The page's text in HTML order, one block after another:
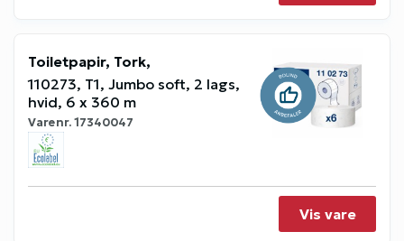
Toiletpapir, Tork,
110273, T1, Jumbo soft, 2 lags,
hvid, 6 x 360 m
Varenr.17340047
Vis vare